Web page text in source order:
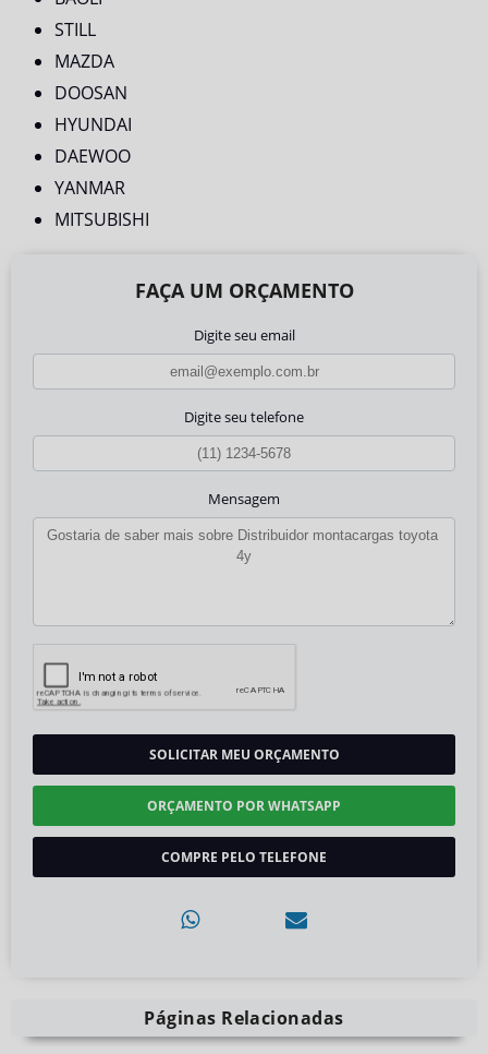
STILL
MAZDA
DOOSAN
HYUNDAI
DAEWOO
YANMAR
MITSUBISHI
FAÇA UM ORÇAMENTO
Digite seu email
Digite seu telefone
Mensagem
SOLICITAR MEU ORÇAMENTO
ORÇAMENTO POR WHATSAPP
COMPRE PELO TELEFONE
Páginas Relacionadas